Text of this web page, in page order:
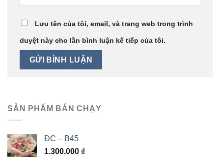
Lưu tên của tôi, email, và trang web trong trình
duyệt này cho lần bình luận kế tiếp của tôi.
SẢN PHẨM BÁN CHẠY
ĐC – B45
1.300.000 ₫